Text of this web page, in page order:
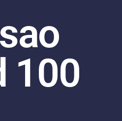
100